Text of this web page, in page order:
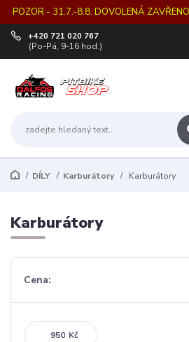
POZOR - 31.7.-8.8. DOVOLENÁ
+420 721 020 767
(Po-Pá, 9-16 hod.)
DÍLY Karburátory Karburátory
Karburátory
Cena:
Kč